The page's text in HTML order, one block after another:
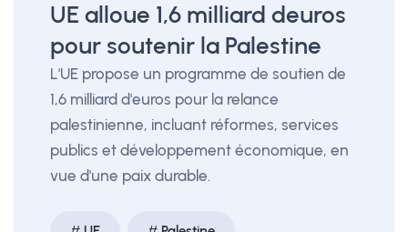
UE alloue 1,6 milliard deuros
pour soutenir la Palestine
L'UE propose un programme de soutien de
1,6 milliard d'euros pour la relance
palestinienne, incluant réformes, services
publics et développement économique, en
vue d'une paix durable.